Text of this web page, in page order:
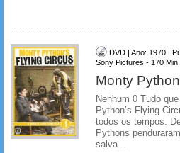
DVD | Ano: 1970 |
Sony Pictures - 170
Monty
Nenhum 0 Tudo
Python’s Flying
todos os tempos.
Pythons
salva...